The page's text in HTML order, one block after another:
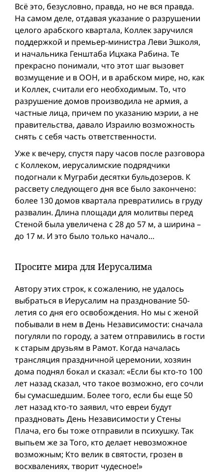
Всё это, безусловно, правда, но не вся правда.
На самом деле, отдавая указание о разрушении
целого арабского квартала, Коллек заручился
поддержкой и премьер-министра Леви Эшколя,
и начальника Генштаба Ицхака Рабина. Те
прекрасно понимали, что этот шаг вызовет
возмущение и в ООН, и в арабском мире, но, как
и Коллек, считали его необходимым. То, что
разрушение домов производила не армия, а
частные лица, причем по указанию мэрии, а не
правительства, давало Израилю возможность
снять с себя часть ответственности.
Уже к вечеру, спустя пару часов после разговора
с Коллеком, иерусалимские подрядчики
подогнали к Муграби десятки бульдозеров. К
рассвету следующего дня все было зaкончено:
более 130 домов квартала превратились в груду
развалин. Длина площади для молитвы перед
Стеной была увеличена с 28 до 57 м, а ширина –
до 17 м. И это было только начало…
Просите мира для Иерусалима
Автору этих строк, к сожалению, не удалось
выбраться в Иерусалим на празднование 50-
летия со дня его освобождения. Но мы с женой
побывали в нем в День Независимости: сначала
погуляли по городу, а затем отправились в гости
к старым друзьям в Рамот. Когда началась
трансляция праздничной церемонии, хозяин
дома поднял бокал и сказал: «Если бы кто-то 100
лет назад сказал, что такое возможно, его сочли
бы сумасшедшим. Болeе того, если бы еще 50
лет назад кто-то заявил, что евреи будут
праздновать День Hезависимости у Стены
Плача, его бы тоже отправили в психушку. Так
выпьем же за Того, кто делает невозможное
возможным; Кто велик в святости, грозен в
восхвалениях, творит чудесное!»